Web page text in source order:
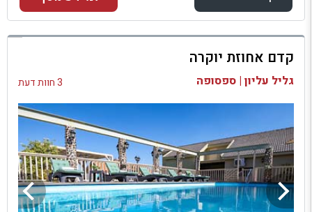
למתחם זה
בדיקת זמינות ומחירים
קדם אחוזת יוקרה
גליל עליון | ספסופה 3 חוות דעת